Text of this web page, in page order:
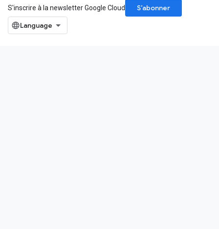
S'inscrire à la newsletter Google Cloud
S’abonner